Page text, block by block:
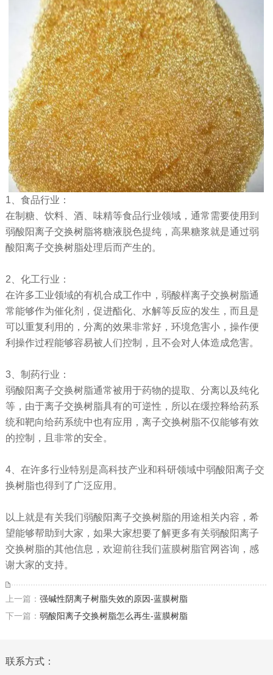
1、食品行业：
在制糖、饮料、酒、味精等食品行业领域，通常需要使用到
弱酸阳离子交换树脂将糖液脱色提纯，高果糖浆就是通过弱
酸阳离子交换树脂处理后而产生的。
2、化工行业：
在许多工业领域的有机合成工作中，弱酸样离子交换树脂通
常能够作为催化剂，促进酯化、水解等反应的发生，而且是
可以重复利用的，分离的效果非常好，环境危害小，操作便
利操作过程能够容易被人们控制，且不会对人体造成危害。
3、制药行业：
弱酸阳离子交换树脂通常被用于药物的提取、分离以及纯化
等，由于离子交换树脂具有的可逆性，所以在缓控释给药系
统和靶向给药系统中也有应用，离子交换树脂不仅能够有效
的控制，且非常的安全。
4、在许多行业特别是高科技产业和科研领域中弱酸阳离子交
换树脂也得到了广泛应用。
以上就是有关我们弱酸阳离子交换树脂的用途相关内容，希
望能够帮助到大家，如果大家想要了解更多有关弱酸阳离子
交换树脂的其他信息，欢迎前往我们蓝膜树脂官网咨询，感
谢大家的支持。
上一篇： 强碱性阴离子树脂失效的原因-蓝膜树脂
下一篇： 弱酸阳离子交换树脂怎么再生-蓝膜树脂
联系方式：